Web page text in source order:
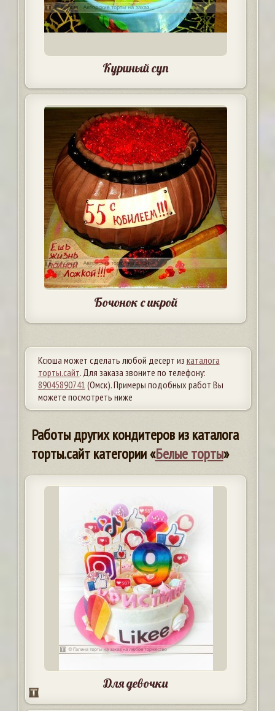
Куриный суп
Бочонок с икрой
Ксюша может сделать любой десерт из каталога
торты.сайт. Для заказа звоните по телефону:
89045890741 (Омск). Примеры подобных работ Вы
можете посмотреть ниже
Работы других кондитеров из каталога
торты.сайт категории «Белые торты»
Для девочки